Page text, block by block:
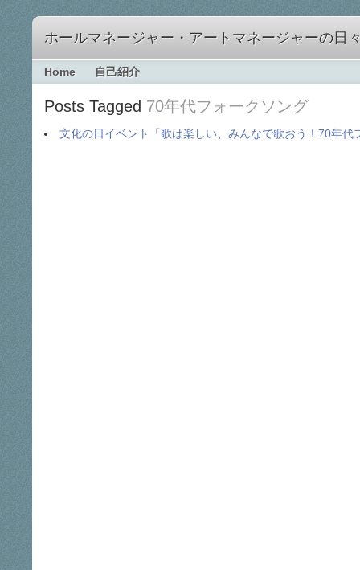
ホールマネージャー・アートマネージャーの日
Home 自己紹介
Posts Tagged 70年代フォークソング
文化の日イベント「歌は楽しい、みんなで歌おう！70年代